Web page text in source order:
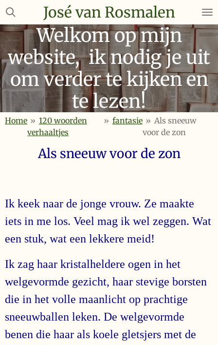
Ga
naar
de
hoofdinhoud
José van Rosmalen
Welkom op mijn
website, ik nodig je uit
om verder te kijken en
te lezen!
Home » 120 woorden
verhaaltjes
» fantasie » Als sneeuw
voor de zon
Als sneeuw voor de zon
Ik keek naar de jonge vrouw. Ze maakte
iets in me los. Veel mag ik wel zeggen. Wat
een stuk, wat een lekkere meid!
Ik zag haar kristalheldere ogen in het
welgevormde gezicht, haar stevige borsten
die in het volle maanlicht op prachtige
sneeuwballen leken. De welgevormde
benen die haar als koele gletsjers met de